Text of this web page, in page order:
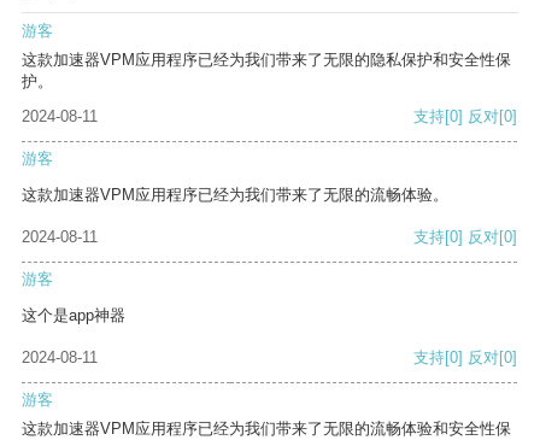
游客
这款加速器VPM应用程序已经为我们带来了无限的隐私保护和安全性保
护。
2024-08-11
支持[0] 反对[0]
游客
这款加速器VPM应用程序已经为我们带来了无限的流畅体验。
2024-08-11 支持[0] 反对[0]
游客
这个是app神器
2024-08-11 支持[0] 反对[0]
游客
这款加速器VPM应用程序已经为我们带来了无限的流畅体验和安全性保